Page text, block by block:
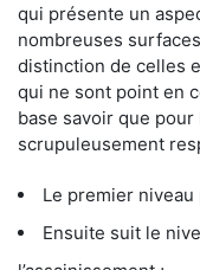
qui présente un
nombreuses
distinction de celles
qui ne sont point en
base savoir que
scrupuleusement
Le premier
Ensuite suit le